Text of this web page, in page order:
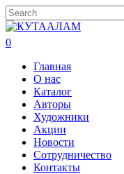
Skip
to
main
content
Close
Search
search
0
Главная
О нас
Каталог
Авторы
Художники
Акции
Новости
Сотрудничество
Контакты